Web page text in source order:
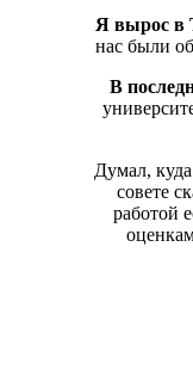
Я вырос в
нас были
В
Думал,
совете
работой